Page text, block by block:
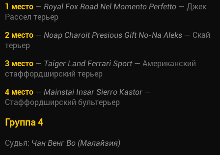
1 место — Royal Fox Road Nel Momento Perfetto — Джек
Рассел терьер
2 место — Noap Charoit Presious Gift No-Na Aleks — Скай
терьер
3 место — Taiger Land Ferrari Sport— Американский
стаффордширский терьер
4 место — Mainstai Insar Sierro Kastor —
Стаффордширский бультерьер
Группа 4
Судья: Чан Венг Во (Малайзия)